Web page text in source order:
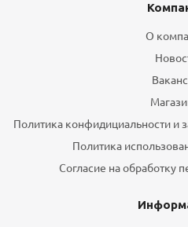
О
Политика конфидициальности и
Политика
Согласие на обработку